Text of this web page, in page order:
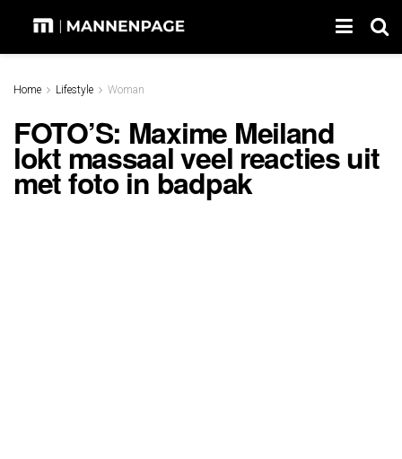
Home Lifestyle Woman
FOTO’S: Maxime Meiland
lokt massaal veel reacties uit
met foto in badpak